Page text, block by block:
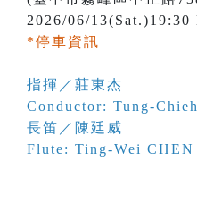
2026/06/
*停車資訊
指揮／莊東杰
Conductor: Tung-
長笛／陳廷威
Flute: Ting-Wei CHEN